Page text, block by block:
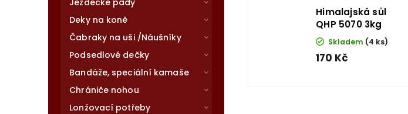
Jezdecké pady
Deky na koně
Čabraky na uši /Náušníky
Podsedlové dečky
Bandáže, speciální kamaše
Chrániče nohou
Lonžovací potřeby
Himalajská sůl
QHP 5070 3kg
Skladem (4 ks)
170 Kč